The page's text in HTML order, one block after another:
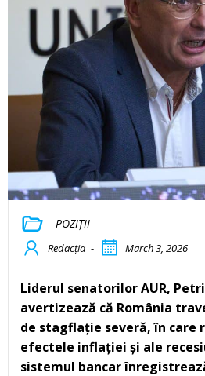
POZIȚII
Redacția - March 3, 2026
Liderul senatorilor AUR,
avertizează că România
de stagflație severă, în care
efectele inflației și ale
sistemul bancar